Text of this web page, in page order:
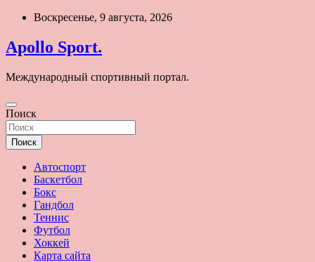
Перейти
содержимому
Воскресенье, 9 августа, 2026
Apollo Sport.
Международный спортивный портал.
Поиск
Поиск
Автоспорт
Баскетбол
Бокс
Гандбол
Теннис
Футбол
Хоккей
Карта сайта